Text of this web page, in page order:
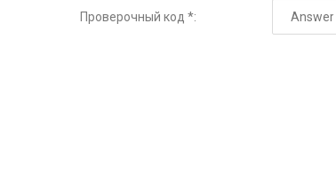
Проверочный код *: